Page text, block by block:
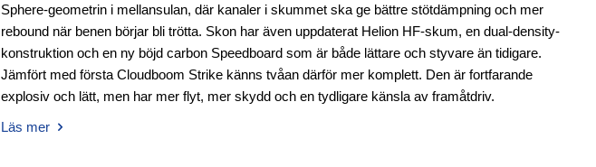
Sphere-geometrin i mellansulan, där kanaler i skummet ska ge bättre stötdämpning och mer
rebound när benen börjar bli trötta. Skon har även uppdaterat Helion HF-skum, en dual-density-
konstruktion och en ny böjd carbon Speedboard som är både lättare och styvare än tidigare.
Jämfört med första Cloudboom Strike känns tvåan därför mer komplett. Den är fortfarande
explosiv och lätt, men har mer flyt, mer skydd och en tydligare känsla av framåtdriv.
Läs mer